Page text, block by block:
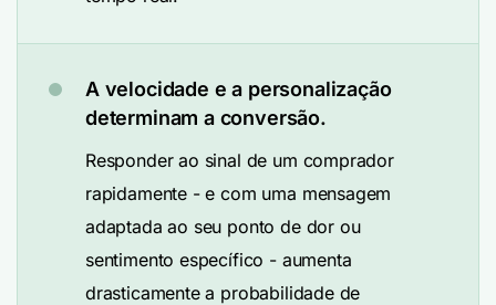
A velocidade e a personalização
determinam a conversão.
Responder ao sinal de um comprador
rapidamente - e com uma mensagem
adaptada ao seu ponto de dor ou
sentimento específico - aumenta
drasticamente a probabilidade de